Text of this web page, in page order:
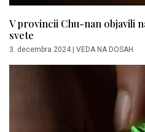
V provincii Chu-nan objavili
svete
3. decembra 2024 VEDA NA DOSAH